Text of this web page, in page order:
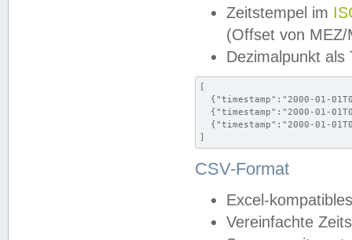
Zeitstempel im
(Offset von MEZ/
Dezimalpunkt als
[
{"timestamp":"2000-01-
{"timestamp":"2000-01-
{"timestamp":"2000-01-
]
CSV-Format
Excel-
Vereinfachte